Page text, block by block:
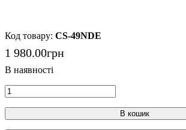
CS-49NDE
1 980.00грн
В кошик